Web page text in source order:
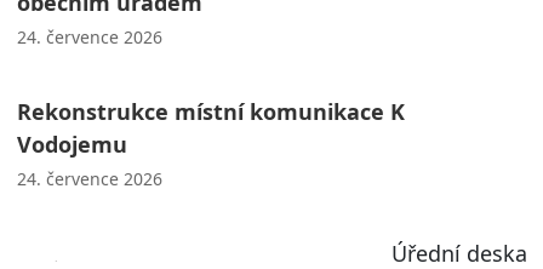
24. července 2026
Rekonstrukce místní komunikace K
Vodojemu
24. července 2026
Úřední deska